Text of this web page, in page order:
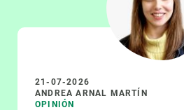
21-07-2026
ANDREA ARNAL MARTÍN
OPINIÓN